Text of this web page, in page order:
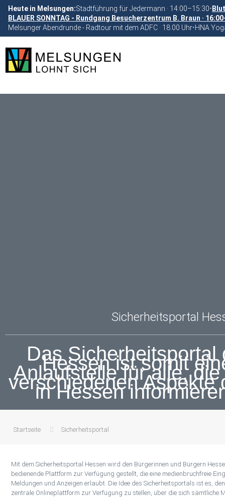
Heute in Melsungen:Stadtführung für Jedermann · 14:00–15:30•
BLAUER SONNTAG - Rundgang Besucherzentrum B. Braun ·
Melsunger Abendrunde - Radtour mit dem ADFC · 18:00 Uhr•HNA
Sicherheitsportal
Das Sicherheitsportal
Hessen ist somit
Anlaufstelle für alle,
verschiedenen Aspekte
in Hessen
Startseite Sicherheitsportal
Mit dem Sicherheitsportal Hessen wird den Bürgerinnen und Bürgern
bedienende Plattform zur Verfügung gestellt, die eine medienbruchfreie
Meldungen und Anzeigen erlaubt. Die Idee des Sicherheitsportals ist es,
zentrale Onlineplattform zur Verfügung zu stellen, über die sich sämtliche